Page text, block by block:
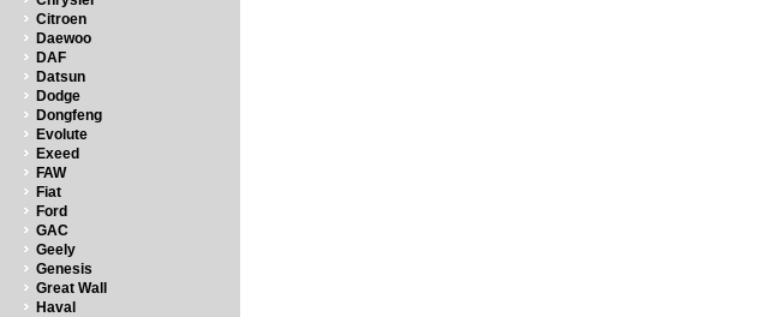
Citroen
Daewoo
DAF
Datsun
Dodge
Dongfeng
Evolute
Exeed
FAW
Fiat
Ford
GAC
Geely
Genesis
Great Wall
Haval